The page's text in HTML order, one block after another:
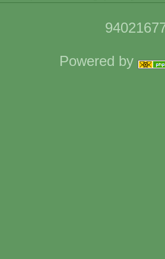
Powered by